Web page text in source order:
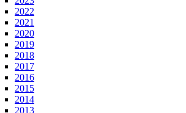
2022
2021
2020
2019
2018
2017
2016
2015
2014
2013